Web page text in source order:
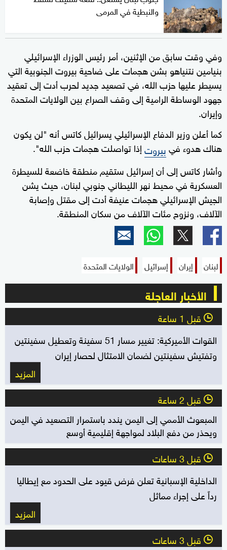
والنبطية في المرمى
وفي وقت سابق من الإثنين، أمر رئيس الوزراء الإسرائيلي
بنيامين نتنياهو بشن هجمات على ضاحية بيروت الجنوبية التي
يسيطر عليها ⁠حزب الله، في تصعيد جديد لحرب أدت إلى تعقيد
جهود الوساطة الرامية إلى وقف الصراع بين الولايات المتحدة
وإيران.
كما أعلن وزير الدفاع الإسرائيلي يسرائيل كاتس أنه "لن يكون
هناك هدوء فيبيروتإذا تواصلت هجمات حزب الله".
وأشار كاتس إلى أن إسرائيل ستقيم منطقة خاضعة للسيطرة
العسكرية في محيط نهر الليطاني جنوبي لبنان، حيث يشن
الجيش الإسرائيلي هجمات عنيفة أدت إلى مقتل وإصابة
الآلاف، ونزوح مئات الآلاف من سكان المنطقة.
لبنان إيران إسرائيل الولايات المتحدة
الأخبار العاجلة
l قبل 1 ساعة
القوات الأميركية: تغيير مسار 51 سفينة وتعطيل سفينتين
وتفتيش سفينتين لضمان الامتثال لحصار إيران
المزيد
l قبل 2 ساعة
المبعوث الأممي إلى اليمن يندد باستمرار التصعيد في اليمن
ويحذر من دفع البلاد لمواجهة إقليمية أوسع
l قبل 3 ساعات
الداخلية الإسبانية تعلن فرض قيود على الحدود مع إيطاليا
رداً على إجراء مماثل
المزيد
l قبل 3 ساعات